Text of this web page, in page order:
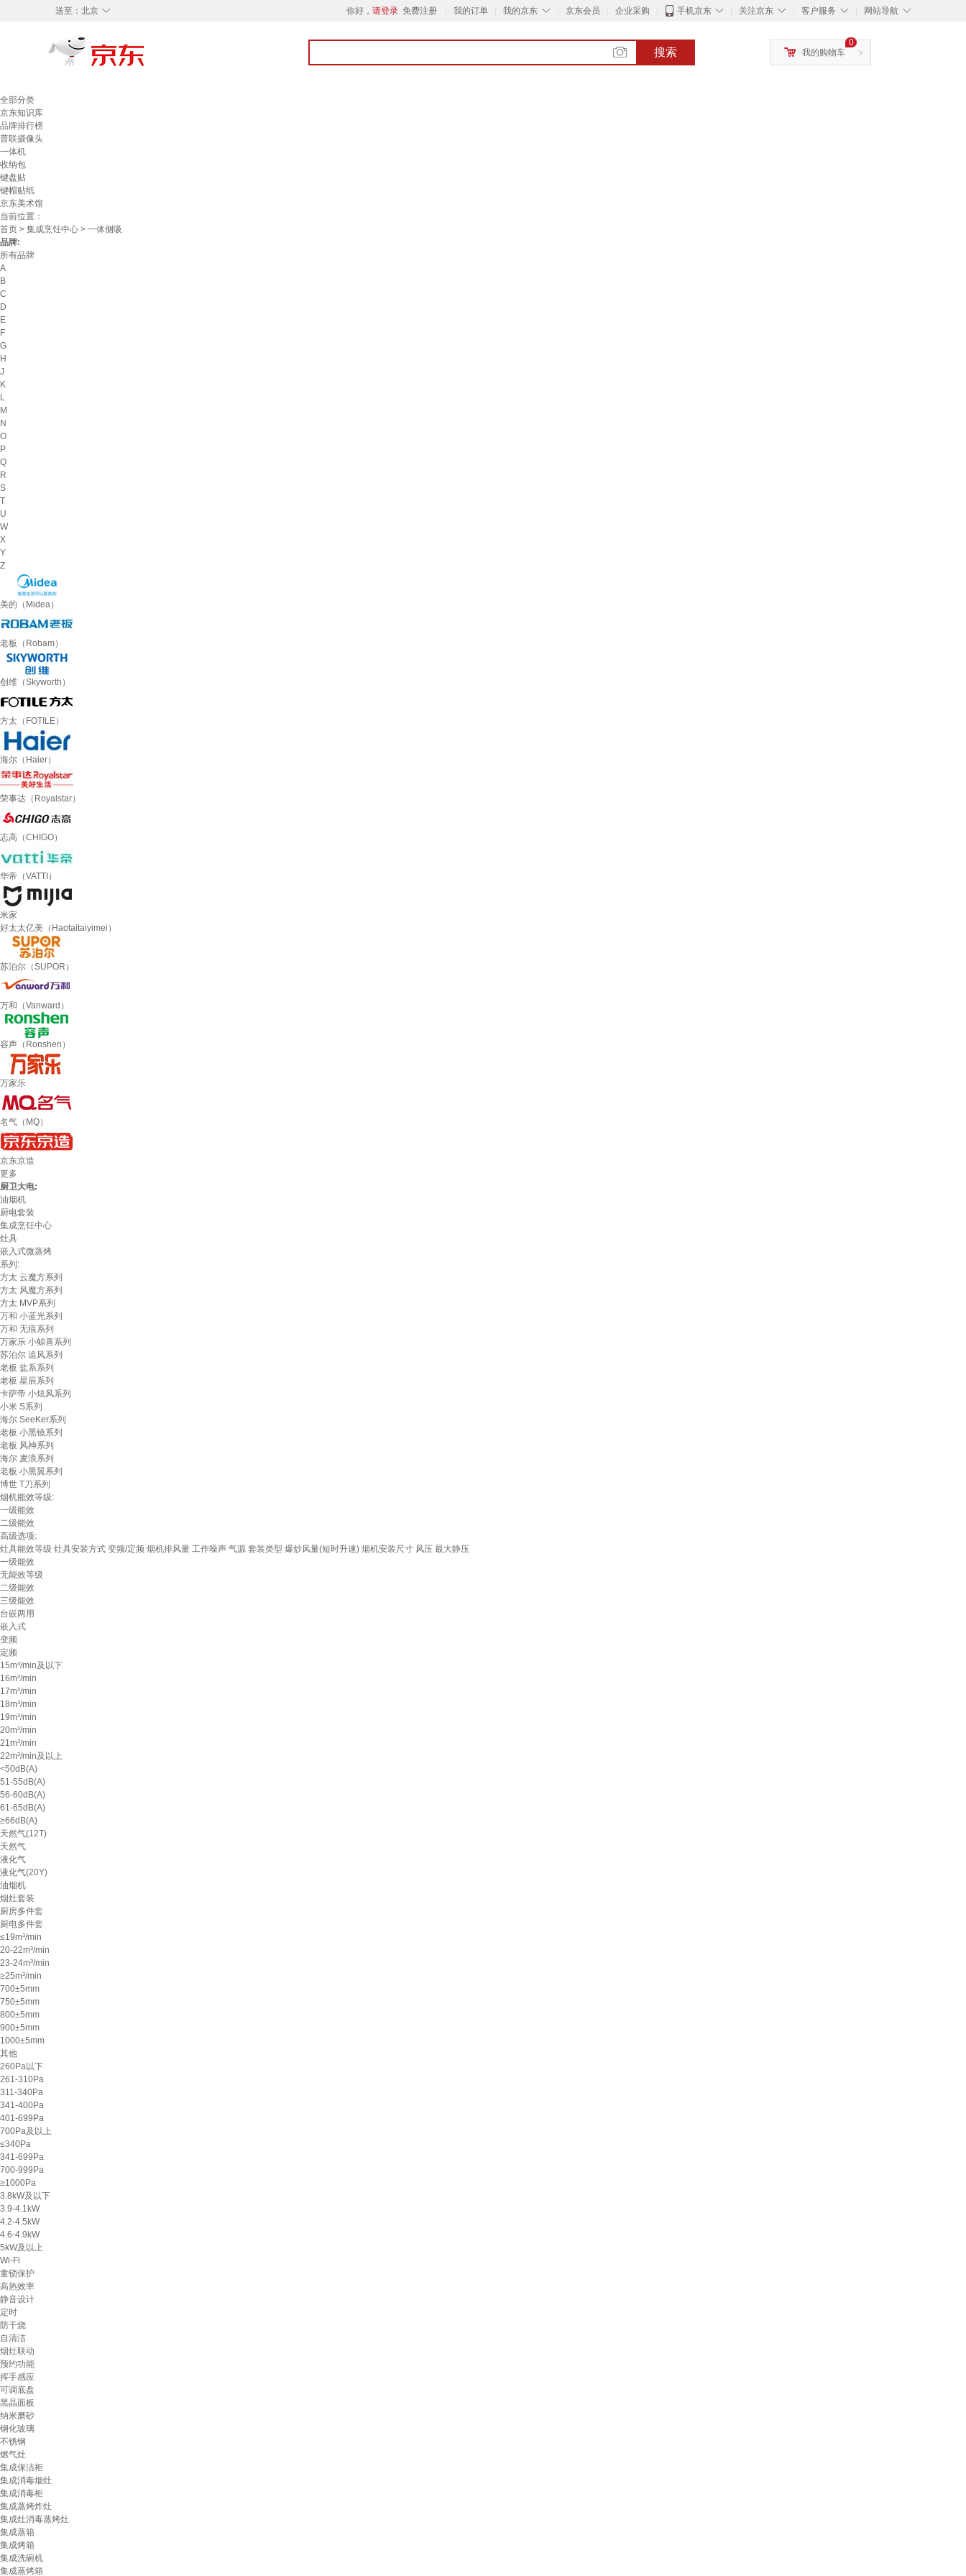
◇
送至： 北京 你好， 请登录 免费注册 我的订单 ◇
我的京东 京东会员 企业采购 ◇
手机京东 ◇
关注京东 ◇
客户服务 ◇
网站导航
搜索 >
0
我的购物车
全部分类
京东知识库
品牌排行榜
普联摄像头
一体机
收纳包
键盘贴
键帽贴纸
京东美术馆
当前位置：
首页 > 集成烹饪中心 > 一体侧吸
品牌:
所有品牌
A
B
C
D
E
F
G
H
J
K
L
M
N
O
P
Q
R
S
T
U
W
X
Y
Z
美的（Midea）
老板（Robam）
创维（Skyworth）
方太（FOTILE）
海尔（Haier）
荣事达（Royalstar）
志高（CHIGO）
华帝（VATTI）
米家
好太太亿美（Haotaitaiyimei）
苏泊尔（SUPOR）
万和（Vanward）
容声（Ronshen）
万家乐
名气（MQ）
京东京造
更多
厨卫大电:
油烟机
厨电套装
集成烹饪中心
灶具
嵌入式微蒸烤
系列:
方太 云魔方系列
方太 风魔方系列
方太 MVP系列
万和 小蓝光系列
万和 无痕系列
万家乐 小鲸喜系列
苏泊尔 追风系列
老板 盐系系列
老板 星辰系列
卡萨帝 小炫风系列
小米 S系列
海尔 SeeKer系列
老板 小黑镜系列
老板 风神系列
海尔 麦浪系列
老板 小黑翼系列
博世 T刀系列
烟机能效等级:
一级能效
二级能效
高级选项:
灶具能效等级 灶具安装方式 变频/定频 烟机排风量 工作噪声 气源 套装类型 爆炒风量(短时升速) 烟机安装尺寸 风压 最大静压
一级能效
无能效等级
二级能效
三级能效
台嵌两用
嵌入式
变频
定频
15m³/min及以下
16m³/min
17m³/min
18m³/min
19m³/min
20m³/min
21m³/min
22m³/min及以上
<50dB(A)
51-55dB(A)
56-60dB(A)
61-65dB(A)
≥66dB(A)
天然气(12T)
天然气
液化气
液化气(20Y)
油烟机
烟灶套装
厨房多件套
厨电多件套
≤19m³/min
20-22m³/min
23-24m³/min
≥25m³/min
700±5mm
750±5mm
800±5mm
900±5mm
1000±5mm
其他
260Pa以下
261-310Pa
311-340Pa
341-400Pa
401-699Pa
700Pa及以上
≤340Pa
341-699Pa
700-999Pa
≥1000Pa
3.8kW及以下
3.9-4.1kW
4.2-4.5kW
4.6-4.9kW
5kW及以上
Wi-Fi
童锁保护
高热效率
静音设计
定时
防干烧
自清洁
烟灶联动
预约功能
挥手感应
可调底盘
黑晶面板
纳米磨砂
钢化玻璃
不锈钢
燃气灶
集成保洁柜
集成消毒烟灶
集成消毒柜
集成蒸烤炸灶
集成灶消毒蒸烤灶
集成蒸箱
集成烤箱
集成洗碗机
集成蒸烤箱